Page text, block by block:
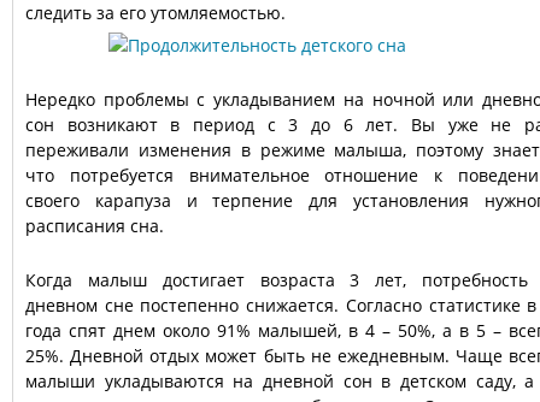
следить за его утомляемостью.
Нередко проблемы с укладыванием на ночной или
сон возникают в период с 3 до 6 лет. Вы уже не
переживали изменения в режиме малыша, поэтому
что потребуется внимательное отношение к
своего карапуза и терпение для установления
расписания сна.
Когда малыш достигает возраста 3 лет,
дневном сне постепенно снижается. Согласно статистике
года спят днем около 91% малышей, в 4 – 50%, а в 5 –
25%. Дневной отдых может быть не ежедневным. Чаще
малыши укладываются на дневной сон в детском саду,